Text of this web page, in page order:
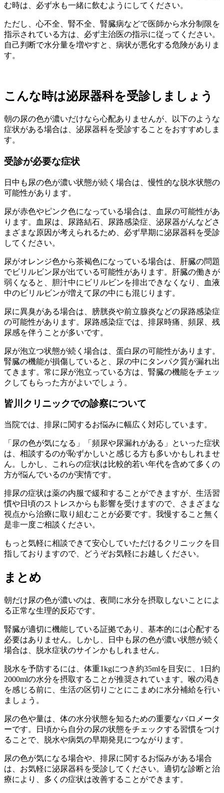
む時は、必ず水も一緒に飲むようにしてください。
ただし、心不全、腎不全、腎臓病などで医師から水分制限を
指示されている方は、必ず主治医の指示に従ってください。
自己判断で水分量を増やすと、病状が悪化する危険がありま
す。
こんな時は泌尿器科を受診しましょう
朝の尿の色が濃いだけなら心配ありませんが、以下のような
症状がある場合は、泌尿器科を受診することをおすすめしま
す。
受診が必要な症状
日中も尿の色が濃い状態が続く場合は、慢性的な脱水状態の
可能性があります。
尿が赤色やピンク色になっている場合は、血尿の可能性があ
ります。血尿は、尿路結石、尿路感染症、泌尿器がんなどさ
まざまな原因が考えられるため、必ず早期に泌尿器科を受診
してください。
尿がオレンジ色から茶褐色になっている場合は、肝臓の問題
でビリルビン尿が出ている可能性があります。肝臓の働きが
弱くなると、胆汁中にビリルビンを排出できなくなり、血液
中のビリルビンが増えて尿の中にも混じります。
尿に異臭がある場合は、膀胱炎や前立腺炎などの尿路感染症
の可能性があります。尿路感染症では、排尿時痛、頻尿、残
尿感を伴うことが多いです。
尿が泡立つ状態が続く場合は、蛋白尿の可能性があります。
腎臓の機能が損傷していると、尿の中にタンパク質が漏れ出
てきます。常に尿が泡立っている方は、腎臓の機能をチェッ
クしてもらった方がよいでしょう。
皆川クリニックでの診察について
当院では、排尿に関するお悩みに幅広く対応しています。
「尿の色が気になる」「頻尿や尿漏れがある」といった症状
は、相談するのが恥ずかしいと感じる方も多いかもしれませ
ん。しかし、これらの症状は比較的若い年代を含めて多くの
方が悩んでいるのが実情です。
排尿の症状は薬の内服で緩和することができますが、生活習
慣や日頃のストレスからも影響を受けますので、さまざまな
視点から治療に取り組むことが必要です。我慢すること無く
是非一度ご相談ください。
もっと気軽に相談できて安心していただけるクリニックを目
指しておりますので、どうぞお気軽にお越しください。
まとめ
朝だけ尿の色が濃いのは、夜間に水分を摂取しないことによ
る正常な生理的反応です。
腎臓が適切に機能している証拠であり、基本的には心配する
必要はありません。しかし、日中も尿の色が濃い状態が続く
場合は、脱水症状のサインかもしれません。
脱水を予防するには、体重1kgにつき約35mlを目安に、1日約
2000mlの水分を摂取することが推奨されています。喉の渇き
を感じる前に、生活の区切りごとにこまめに水分補給を行い
ましょう。
尿の色や量は、体の水分状態を知るための重要なバロメータ
ーです。日頃から自分の尿の状態をチェックする習慣をつけ
ることで、脱水や病気の早期発見につながります。
尿の色が気になる場合や、排尿に関するお悩みがある場合
は、お気軽に泌尿器科を受診してください。適切な診断と治
療により、多くの症状は改善することができます。